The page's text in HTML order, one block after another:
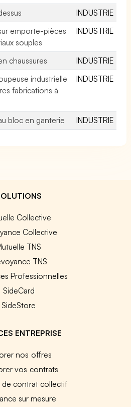
INDUSTRIE
emporte-pièces
souples
INDUSTRIE
chaussures
INDUSTRIE
industrielle
fabrications à
INDUSTRIE
bloc en ganterie INDUSTRIE
Collective
Collective
TNS
TNS
Professionnelles
SideCard
SideStore
ENTREPRISE
nos offres
vos contrats
de contrat collectif
sur mesure